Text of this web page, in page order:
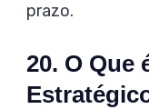
prazo.
20. O Que